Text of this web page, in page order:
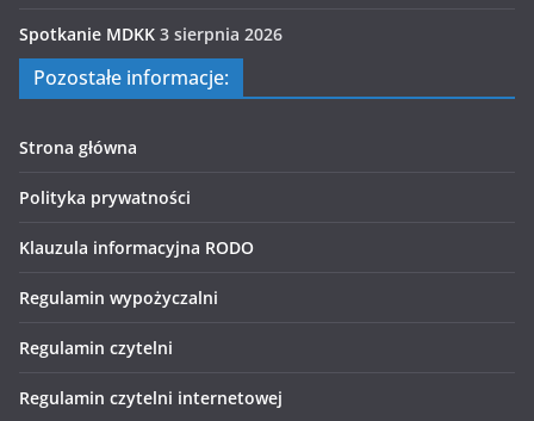
Spotkanie MDKK 3 sierpnia 2026
Pozostałe informacje:
Strona główna
Polityka prywatności
Klauzula informacyjna RODO
Regulamin wypożyczalni
Regulamin czytelni
Regulamin czytelni internetowej